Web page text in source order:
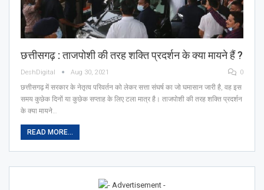
छत्तीसगढ़ : ताजपोशी की तरह शक्ति प्रदर्शन के क्या मायने हैं ?
DeshDigital Aug 30, 2021 0
छत्तीसगढ़ में सरकार के नेतृत्व परिवर्तन को लेकर सत्ता संघर्ष का जो घमासान जारी है, वह इस
समय कुछेक दिनों या कुछेक सप्ताह के लिए टला मात्र है। ताजपोशी की तरह शक्ति प्रदर्शन
के क्या मायने…
READ MORE...